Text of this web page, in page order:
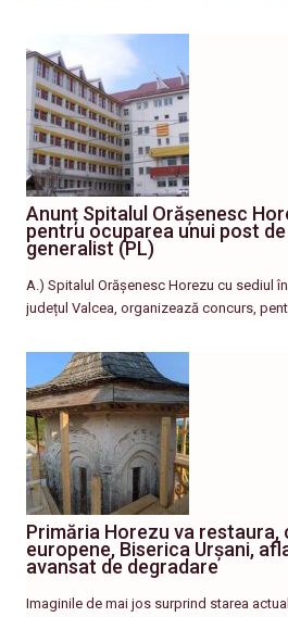
Anunț Spitalul Orășenesc
pentru ocuparea unui post
generalist (PL)
A.) Spitalul Orășenesc Horezu cu sediul în
județul Valcea, organizează concurs,
Primăria Horezu va restaura,
europene, Biserica Urșani,
avansat de degradare
Imaginile de mai jos surprind starea